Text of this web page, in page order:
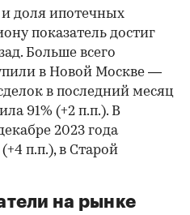
и доля ипотечных
показатель достиг
Больше всего
в Новой Москве —
в последний месяц
91% (+2 п.п.). В
2023 года
п.п.), в Старой
на рынке